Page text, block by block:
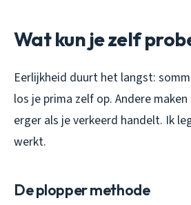
Wat kun je zelf
Eerlijkheid duurt het langst:
los je prima zelf op. Andere
erger als je verkeerd handelt. Ik
werkt.
De plopper methode